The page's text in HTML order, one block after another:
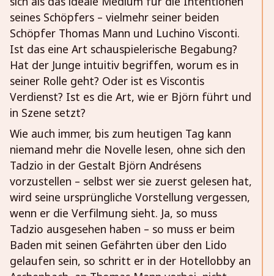
seines Schöpfers – vielmehr seiner beiden
Schöpfer Thomas Mann und Luchino Visconti.
Ist das eine Art schauspielerische Begabung?
Hat der Junge intuitiv begriffen, worum es in
seiner Rolle geht? Oder ist es Viscontis
Verdienst? Ist es die Art, wie er Björn führt und
in Szene setzt?
Wie auch immer, bis zum heutigen Tag kann
niemand mehr die Novelle lesen, ohne sich den
Tadzio in der Gestalt Björn Andrésens
vorzustellen – selbst wer sie zuerst gelesen hat,
wird seine ursprüngliche Vorstellung vergessen,
wenn er die Verfilmung sieht. Ja, so muss
Tadzio ausgesehen haben – so muss er beim
Baden mit seinen Gefährten über den Lido
gelaufen sein, so schritt er in der Hotellobby an